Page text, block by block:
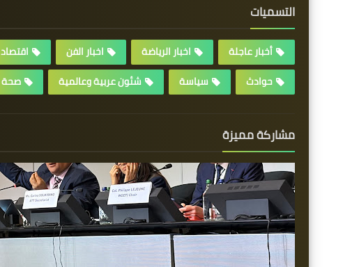
التسميات
أخبار عاجلة اخبار الرياضة اخبار الفن اقتصاد
حوادث
سياسة شئون عربية وعالمية صحة
مشاركة مميزة